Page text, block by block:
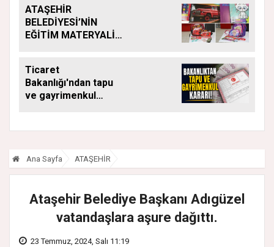
ATAŞEHİR
BELEDİYESİ’NİN
EĞİTİM MATERYALİ
SÜRÜYOR
Ticaret
Bakanlığı'ndan tapu
ve gayrimenkul
yapamayacak
Ana Sayfa ATAŞEHİR
Ataşehir Belediye Başkanı Adıgüzel
vatandaşlara aşure dağıttı.
23 Temmuz, 2024, Salı 11:19